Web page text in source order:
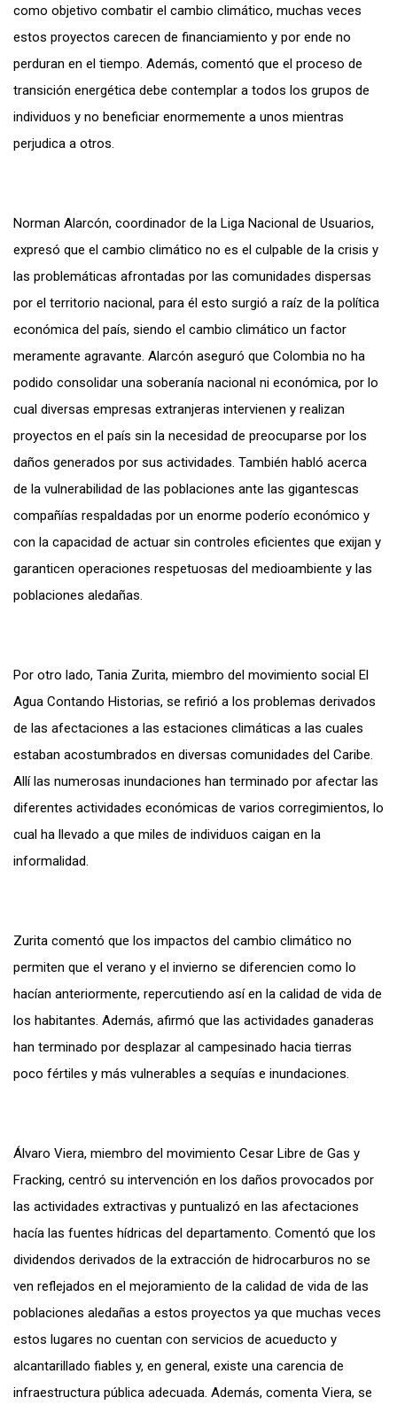
como objetivo combatir el cambio climático, muchas veces
estos proyectos carecen de financiamiento y por ende no
perduran en el tiempo. Además, comentó que el proceso de
transición energética debe contemplar a todos los grupos de
individuos y no beneficiar enormemente a unos mientras
perjudica a otros.
Norman Alarcón, coordinador de la Liga Nacional de Usuarios,
expresó que el cambio climático no es el culpable de la crisis y
las problemáticas afrontadas por las comunidades dispersas
por el territorio nacional, para él esto surgió a raíz de la política
económica del país, siendo el cambio climático un factor
meramente agravante. Alarcón aseguró que Colombia no ha
podido consolidar una soberanía nacional ni económica, por lo
cual diversas empresas extranjeras intervienen y realizan
proyectos en el país sin la necesidad de preocuparse por los
daños generados por sus actividades. También habló acerca
de la vulnerabilidad de las poblaciones ante las gigantescas
compañías respaldadas por un enorme poderío económico y
con la capacidad de actuar sin controles eficientes que exijan y
garanticen operaciones respetuosas del medioambiente y las
poblaciones aledañas.
Por otro lado, Tania Zurita, miembro del movimiento social El
Agua Contando Historias, se refirió a los problemas derivados
de las afectaciones a las estaciones climáticas a las cuales
estaban acostumbrados en diversas comunidades del Caribe.
Allí las numerosas inundaciones han terminado por afectar las
diferentes actividades económicas de varios corregimientos, lo
cual ha llevado a que miles de individuos caigan en la
informalidad.
Zurita comentó que los impactos del cambio climático no
permiten que el verano y el invierno se diferencien como lo
hacían anteriormente, repercutiendo así en la calidad de vida de
los habitantes. Además, afirmó que las actividades ganaderas
han terminado por desplazar al campesinado hacia tierras
poco fértiles y más vulnerables a sequías e inundaciones.
Álvaro Viera, miembro del movimiento Cesar Libre de Gas y
Fracking, centró su intervención en los daños provocados por
las actividades extractivas y puntualizó en las afectaciones
hacía las fuentes hídricas del departamento. Comentó que los
dividendos derivados de la extracción de hidrocarburos no se
ven reflejados en el mejoramiento de la calidad de vida de las
poblaciones aledañas a estos proyectos ya que muchas veces
estos lugares no cuentan con servicios de acueducto y
alcantarillado fiables y, en general, existe una carencia de
infraestructura pública adecuada. Además, comenta Viera, se